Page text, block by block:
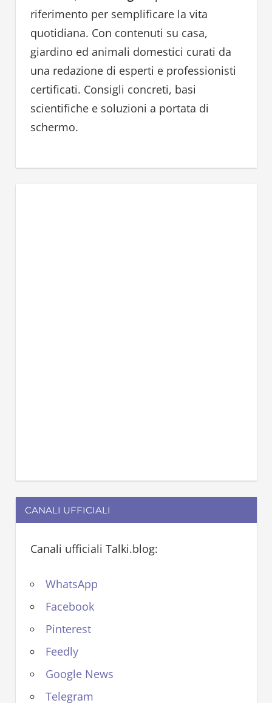
:
riferimento per semplificare la vita
quotidiana. Con contenuti su casa,
giardino ed animali domestici curati da
una redazione di esperti e professionisti
certificati. Consigli concreti, basi
scientifiche e soluzioni a portata di
schermo.
CANALI UFFICIALI
Canali ufficiali Talki.blog:
WhatsApp
Facebook
Pinterest
Feedly
Google News
Telegram